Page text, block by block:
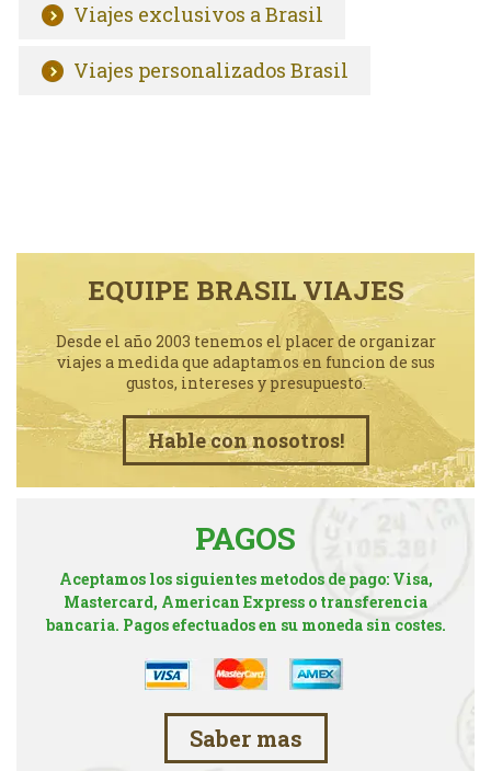
Viajes exclusivos a Brasil
Viajes personalizados Brasil
EQUIPE BRASIL VIAJES
Desde el año 2003 tenemos el placer de organizar
viajes a medida que adaptamos en funcion de sus
gustos, intereses y presupuesto.
Hable con nosotros!
PAGOS
Aceptamos los siguientes metodos de pago: Visa,
Mastercard, American Express o transferencia
bancaria. Pagos efectuados en su moneda sin costes.
Saber mas